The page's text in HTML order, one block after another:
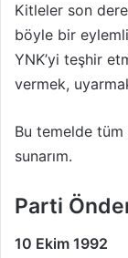
Kitleler son
böyle bir
YNK’yi teşhir
vermek,
Bu temelde
sunarım.
Parti
10 Ekim 1992